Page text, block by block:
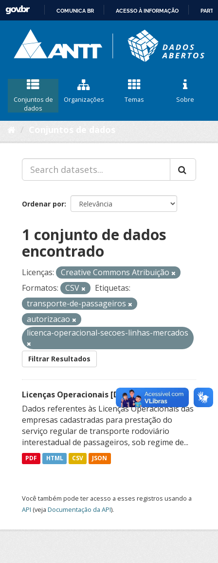
CONTEÚDO
COMUNICA BR ACESSO À INFORMAÇÃO
Conjuntos de
dados
Organizações Temas Sobre
Ordenar por
1 conjunto de dados
encontrado
Licenças:
Creative Commons Atribuição
Formatos:
CSV
Etiquetas:
transporte-de-passageiros
autorizacao
licenca-operacional-secoes-linhas-mercados
Filtrar Resultados
Licenças Operacionais [Descontinuado]
Dados referentes às Licenças Operacionais das
empresas cadastradas para prestação do
serviço regular de transporte rodoviário
interestadual de passageiros, sob regime de...
PDF HTML CSV JSON
Você também pode ter acesso a esses registros usando a
API (veja Documentação da API).